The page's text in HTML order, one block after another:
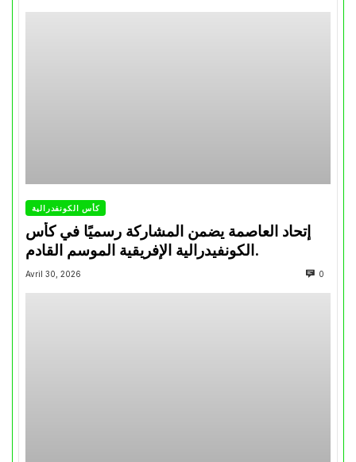
كأس الكونفدرالية
إتحاد العاصمة يضمن المشاركة رسميًا في كأس
الكونفيدرالية الإفريقية الموسم القادم.
Avril 30, 2026 0